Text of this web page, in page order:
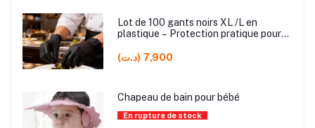
Lot de 100 gants noirs XL /L en
plastique – Protection pratique pour
(د.ت) 7,900
Chapeau de bain pour bébé
En rupture de stock